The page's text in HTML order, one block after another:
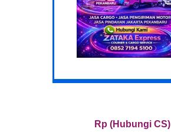
Rp (Hubungi CS)